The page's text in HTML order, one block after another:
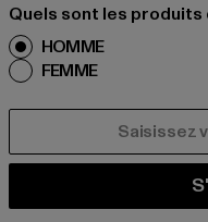
Quels sont les
HOMME
FEMME